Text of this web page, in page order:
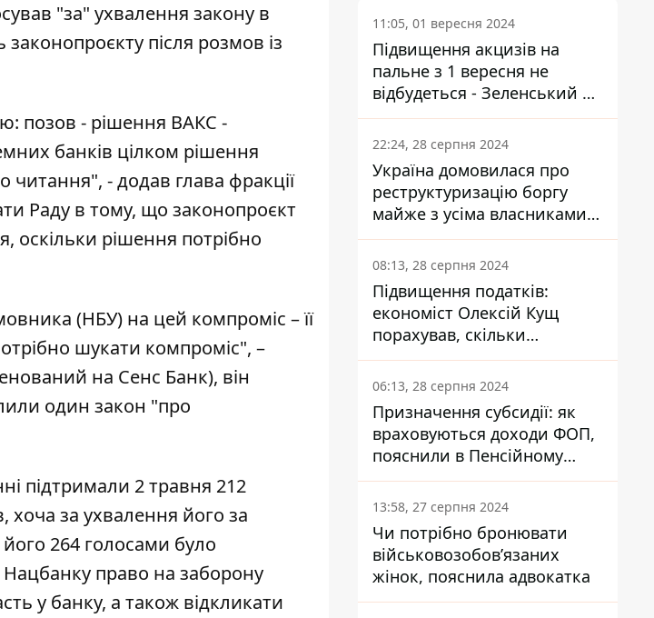
"за" ухвалення закону в
після розмов із
позов - рішення ВАКС -
банків цілком рішення
- додав глава фракції
Раду в тому, що законопроєкт
оскільки рішення потрібно
(НБУ) на цей компроміс – її
шукати компроміс", –
на Сенс Банк), він
один закон "про
підтримали 2 травня 212
хоча за ухвалення його за
264 голосами було
право на заборону
у банку, а також відкликати
11:05, 01 вересня 2024
Підвищення акцизів на
пальне з 1 вересня не
відбудеться - Зеленський не
підписав закон
22:24, 28 серпня 2024
Україна домовилася про
реструктуризацію боргу
майже з усіма власниками
єврооблігацій: що це
означає для країни
08:13, 28 серпня 2024
Підвищення податків:
економіст Олексій Кущ
порахував, скільки
заплатить кожен українець
06:13, 28 серпня 2024
Призначення субсидії: як
враховуються доходи ФОП,
пояснили в Пенсійному
фонді
13:58, 27 серпня 2024
Чи потрібно бронювати
військовозобов’язаних
жінок, пояснила адвокатка